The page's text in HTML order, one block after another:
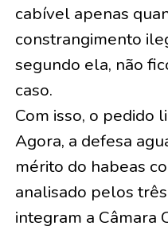
cabível apenas
constrangimento
segundo ela, não
caso.
Com isso, o pedido
Agora, a defesa
mérito do habeas
analisado pelos
integram a Câmara